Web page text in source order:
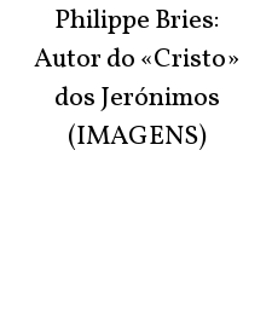
Philippe Bries:
Autor do «Cristo»
dos Jerónimos
(IMAGENS)